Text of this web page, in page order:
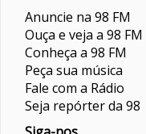
Anuncie na 98 FM
Ouça e veja a 98 FM
Conheça a 98 FM
Peça sua música
Fale com a Rádio
Seja repórter da 98